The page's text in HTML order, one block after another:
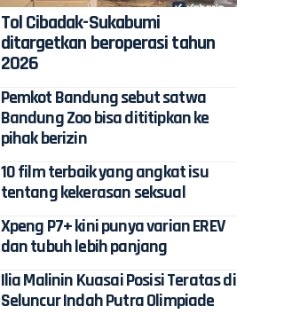
Tol Cibadak-Sukabumi
ditargetkan beroperasi tahun
2026
Pemkot Bandung sebut satwa
Bandung Zoo bisa dititipkan ke
pihak berizin
10 film terbaik yang angkat isu
tentang kekerasan seksual
Xpeng P7+ kini punya varian EREV
dan tubuh lebih panjang
Ilia Malinin Kuasai Posisi Teratas di
Seluncur Indah Putra Olimpiade